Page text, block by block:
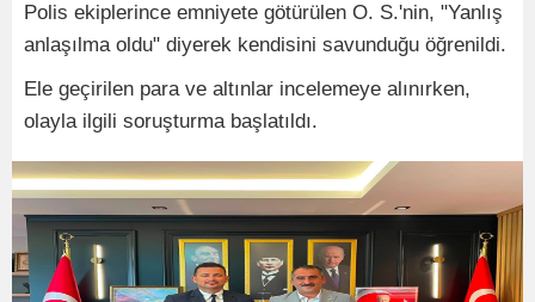
Polis ekiplerince emniyete götürülen O. S.'nin, "Yanlış
anlaşılma oldu" diyerek kendisini savunduğu öğrenildi.
Ele geçirilen para ve altınlar incelemeye alınırken,
olayla ilgili soruşturma başlatıldı.